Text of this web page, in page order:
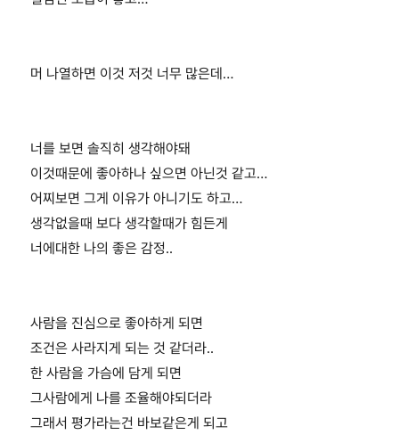
머 나열하면 이것 저것 너무 많은데…
너를 보면 솔직히 생각해야돼
이것때문에 좋아하나 싶으면 아닌것 같고…
어찌보면 그게 이유가 아니기도 하고…
생각없을때 보다 생각할때가 힘든게
너에대한 나의 좋은 감정..
사람을 진심으로 좋아하게 되면
조건은 사라지게 되는 것 같더라..
한 사람을 가슴에 담게 되면
그사람에게 나를 조율해야되더라
그래서 평가라는건 바보같은게 되고